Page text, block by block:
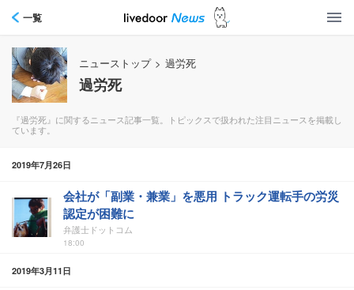
一覧
ニューストップ > 過労死
過労死
『過労死』に関するニュース記事一覧。トピックスで扱われた注目ニュースを掲載し
ています。
2019年7月26日
会社が「副業・兼業」を悪用 トラック運転手の労災
認定が困難に
弁護士ドットコム
18:00
2019年3月11日